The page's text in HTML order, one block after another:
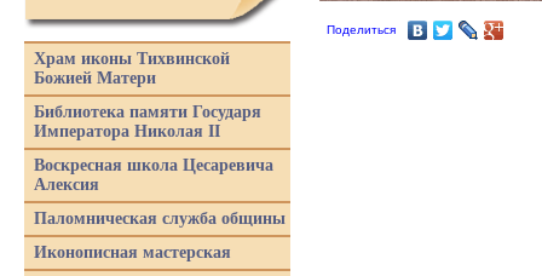
Поделиться
Храм иконы Тихвинской
Божией Матери
Библиотека памяти Государя
Императора Николая II
Воскресная школа Цесаревича
Алексия
Паломническая служба общины
Иконописная мастерская